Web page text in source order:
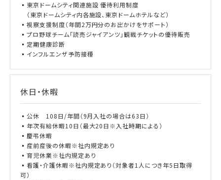
▪東京ドームシティ関連施設 優待利用制度
（東京ドームシティ内各施設、東京ドームホテルなど）
▪視察支援制度（年間2万円分のお出かけをサポート）
▪プロ野球チーム「読売ジャイアンツ」観戦チケットの優待販売
▪定期健康診断
▪インフルエンザ予防接種
休日・休暇
▪公休 108日/年間（9月入社の場合は63日）
▪年次有給休暇10日（最大20日※入社時期による）
▪慶弔休暇
▪産前産後の休暇※社内規定あり
▪育児休業※社内規定あり
▪看護・介護休暇※社内規定あり（対象者1人につき年5日取得
可）